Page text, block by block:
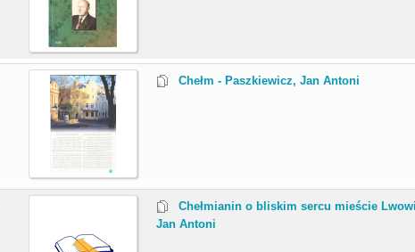
Chełm - Paszkiewicz, Jan Antoni
Chełmianin o bliskim sercu mieście
Jan Antoni